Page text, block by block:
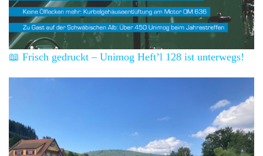
📖 Frisch gedruckt – Unimog Heft’l 128 ist unterwegs!